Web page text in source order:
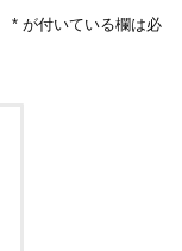
* が付いている欄は必